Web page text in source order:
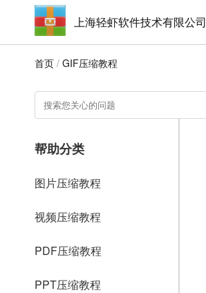
上海轻虾软件技术有限公司
首页 / GIF压缩教程
帮助分类
图片压缩教程
视频压缩教程
PDF压缩教程
PPT压缩教程